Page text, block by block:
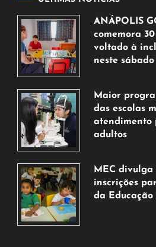
ANÁPOLIS
comemora
voltado à
neste
de
agosto
de
2026
Maior
das escolas
atendimento
adultos
de
agosto
de
MEC
inscrições
da Educação